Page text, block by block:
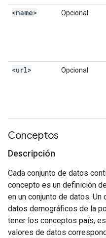
<name>
Opcional
<url> Opcional
Conceptos
Descripción
Cada conjunto de datos
concepto es un definición
en un conjunto de datos.
datos demográficos de la
tener los conceptos país,
valores de datos